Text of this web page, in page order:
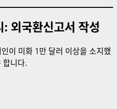
외국환신고서 작성
이 미화 1만 달러 이상을 소지했
합니다.